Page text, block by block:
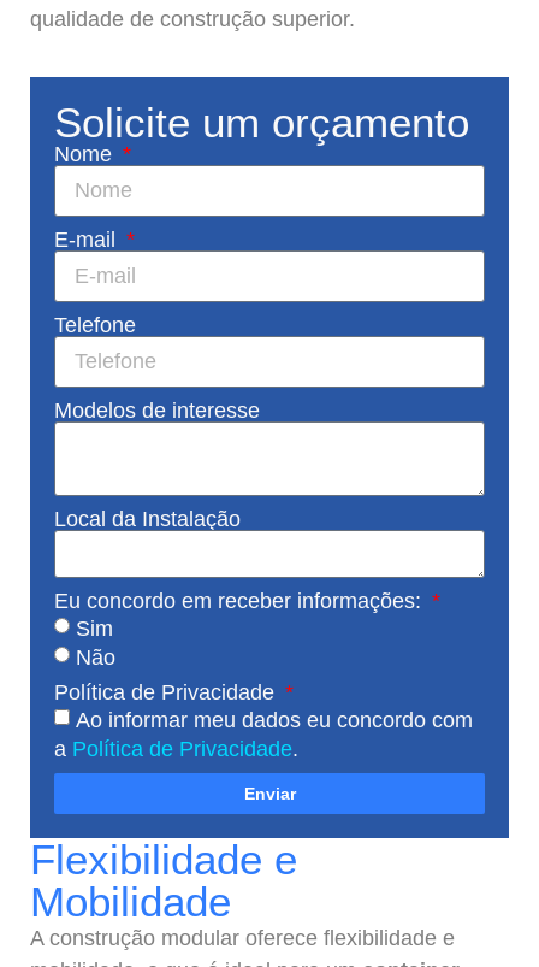
qualidade de construção superior.
Solicite um orçamento
Nome
E-mail
Telefone
Modelos de interesse
Local da Instalação
Eu concordo em receber informações:
Sim
Não
Política de Privacidade
Ao informar meu dados eu concordo com
a Política de Privacidade.
Enviar
Flexibilidade e
Mobilidade
A construção modular oferece flexibilidade e